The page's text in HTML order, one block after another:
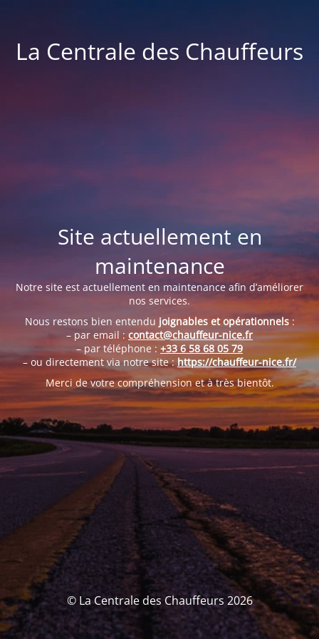
La Centrale des Chauffeurs
Site actuellement en
maintenance
Notre site est actuellement en maintenance afin d’améliorer
nos services.
Nous restons bien entendu joignables et opérationnels:
– par email :contact@chauffeur-nice.fr
– par téléphone : +33 6 58 68 05 79
– ou directement via notre site :https://chauffeur-nice.fr/
Merci de votre compréhension et à très bientôt.
© La Centrale des Chauffeurs 2026